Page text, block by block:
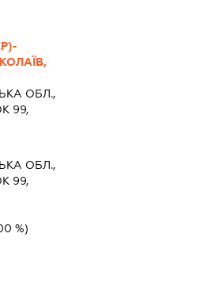
ОБЛ.,
99,
ОБЛ.,
99,
%)